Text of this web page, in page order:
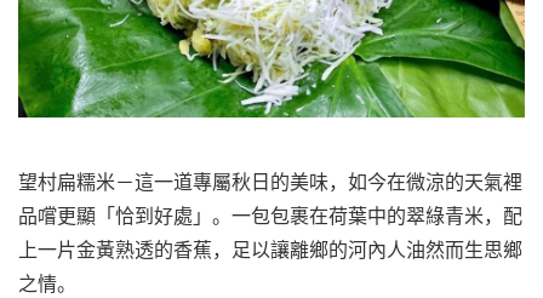
望村扁糯米－這一道專屬秋日的美味，如今在微涼的天氣裡
品嚐更顯「恰到好處」。一包包裹在荷葉中的翠綠青米，配
上一片金黃熟透的香蕉，足以讓離鄉的河內人油然而生思鄉
之情。